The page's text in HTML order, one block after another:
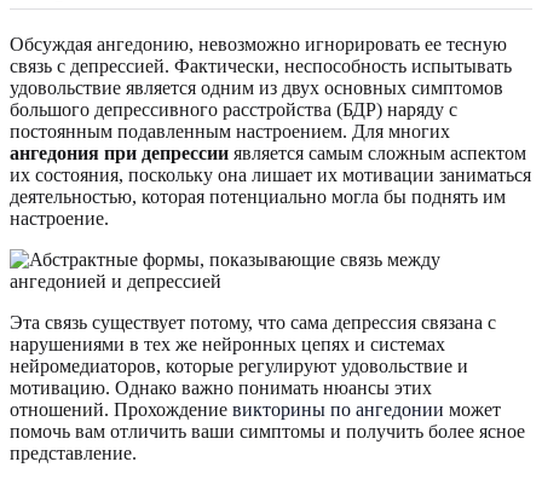
Обсуждая ангедонию, невозможно игнорировать ее тесную
связь с депрессией. Фактически, неспособность испытывать
удовольствие является одним из двух основных симптомов
большого депрессивного расстройства (БДР) наряду с
постоянным подавленным настроением. Для многих
ангедония при депрессии является самым сложным аспектом
их состояния, поскольку она лишает их мотивации заниматься
деятельностью, которая потенциально могла бы поднять им
настроение.
Эта связь существует потому, что сама депрессия связана с
нарушениями в тех же нейронных цепях и системах
нейромедиаторов, которые регулируют удовольствие и
мотивацию. Однако важно понимать нюансы этих
отношений. Прохождение викторины по ангедонии может
помочь вам отличить ваши симптомы и получить более ясное
представление.